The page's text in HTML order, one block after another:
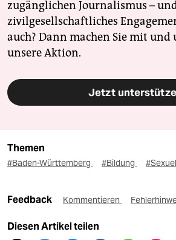
zugänglichen Journalismus –
zivilgesellschaftliches
auch? Dann machen Sie mit und
unsere Aktion.
Jetzt
Themen
#Baden-Württemberg #Bildung
Feedback Kommentieren
Diesen Artikel teilen